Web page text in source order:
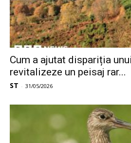
Cum a ajutat dispariția
revitalizeze un peisaj rar...
ST - 31/05/2026